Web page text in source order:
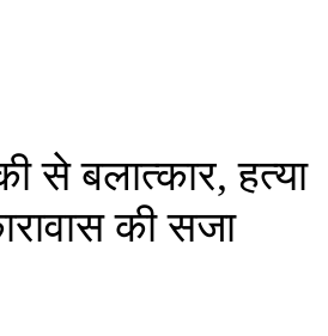
से बलात्कार, हत्या
की सजा